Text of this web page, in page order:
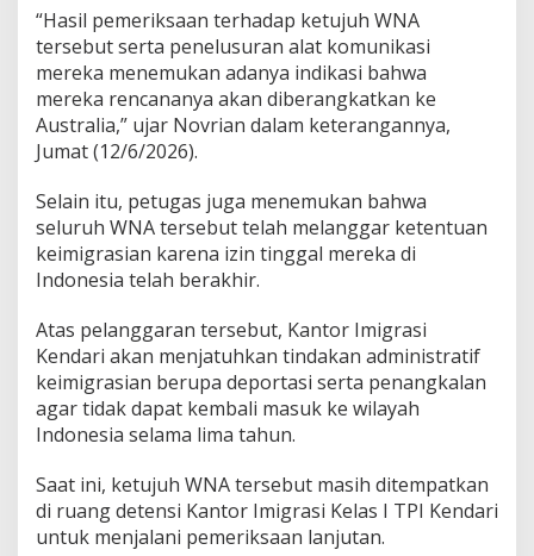
r
a
l
i
a
“Hasil pemeriksaan terhadap ketujuh WNA
tersebut serta penelusuran alat komunikasi
mereka menemukan adanya indikasi bahwa
mereka rencananya akan diberangkatkan ke
Australia,” ujar Novrian dalam keterangannya,
Jumat (12/6/2026).
Selain itu, petugas juga menemukan bahwa
seluruh WNA tersebut telah melanggar ketentuan
keimigrasian karena izin tinggal mereka di
Indonesia telah berakhir.
Atas pelanggaran tersebut, Kantor Imigrasi
Kendari akan menjatuhkan tindakan administratif
keimigrasian berupa deportasi serta penangkalan
agar tidak dapat kembali masuk ke wilayah
Indonesia selama lima tahun.
Saat ini, ketujuh WNA tersebut masih ditempatkan
di ruang detensi Kantor Imigrasi Kelas I TPI Kendari
untuk menjalani pemeriksaan lanjutan.